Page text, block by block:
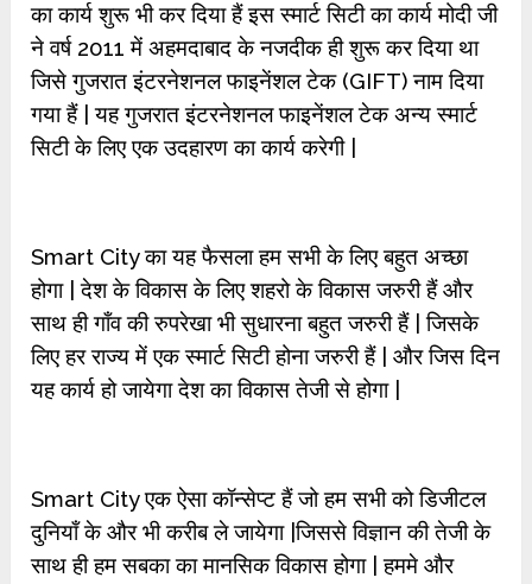
का कार्य शुरू भी कर दिया हैं इस स्मार्ट सिटी का कार्य मोदी जी
ने वर्ष 2011 में अहमदाबाद के नजदीक ही शुरू कर दिया था
जिसे गुजरात इंटरनेशनल फाइनेंशल टेक (GIFT) नाम दिया
गया हैं | यह गुजरात इंटरनेशनल फाइनेंशल टेक अन्य स्मार्ट
सिटी के लिए एक उदहारण का कार्य करेगी |
Smart City का यह फैसला हम सभी के लिए बहुत अच्छा
होगा | देश के विकास के लिए शहरो के विकास जरुरी हैं और
साथ ही गाँव की रुपरेखा भी सुधारना बहुत जरुरी हैं | जिसके
लिए हर राज्य में एक स्मार्ट सिटी होना जरुरी हैं | और जिस दिन
यह कार्य हो जायेगा देश का विकास तेजी से होगा |
Smart City एक ऐसा कॉन्सेप्ट हैं जो हम सभी को डिजीटल
दुनियाँ के और भी करीब ले जायेगा |जिससे विज्ञान की तेजी के
साथ ही हम सबका का मानसिक विकास होगा | हममे और